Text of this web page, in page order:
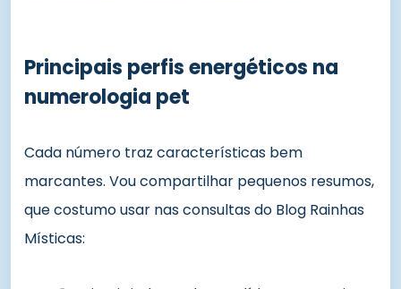
Principais perfis energéticos na
numerologia pet
Cada número traz características bem
marcantes. Vou compartilhar pequenos resumos,
que costumo usar nas consultas do Blog Rainhas
Místicas: